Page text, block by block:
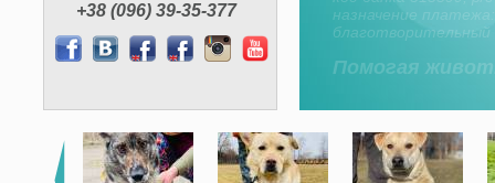
+38 (096) 39-35-377